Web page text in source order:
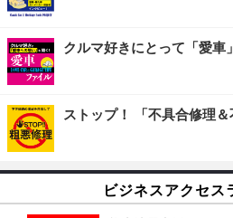
クルマ好きにとって「愛車
ストップ！ 「不具合修理
ビジネスアクセス